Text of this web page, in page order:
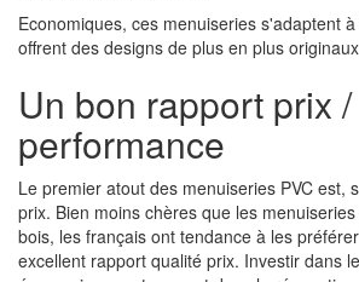
Economiques, ces menuiseries s'adaptent
offrent des designs de plus en plus
Un bon rapport prix /
performance
Le premier atout des menuiseries PVC est,
prix. Bien moins chères que les
bois, les français ont tendance à les
excellent rapport qualité prix. Investir dans